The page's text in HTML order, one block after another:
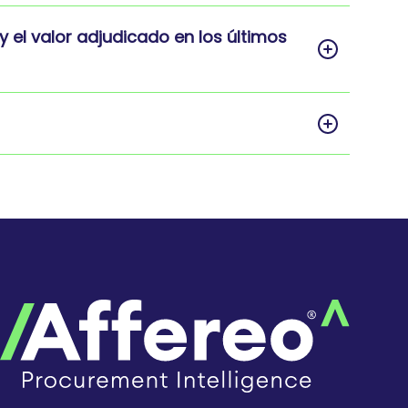
el valor adjudicado en los últimos